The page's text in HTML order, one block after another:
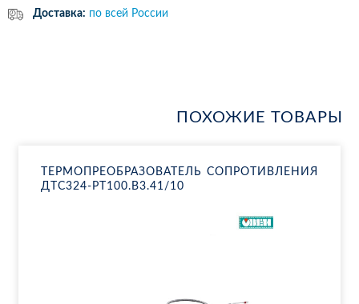
Доставка: по всей России
ПОХОЖИЕ ТОВАРЫ
ТЕР­МО­ПРЕ­ОБ­РА­ЗО­ВА­ТЕЛЬ СО­ПРО­ТИВ­ЛЕ­НИЯ
ДТ­С324-РТ100.В3.41/10